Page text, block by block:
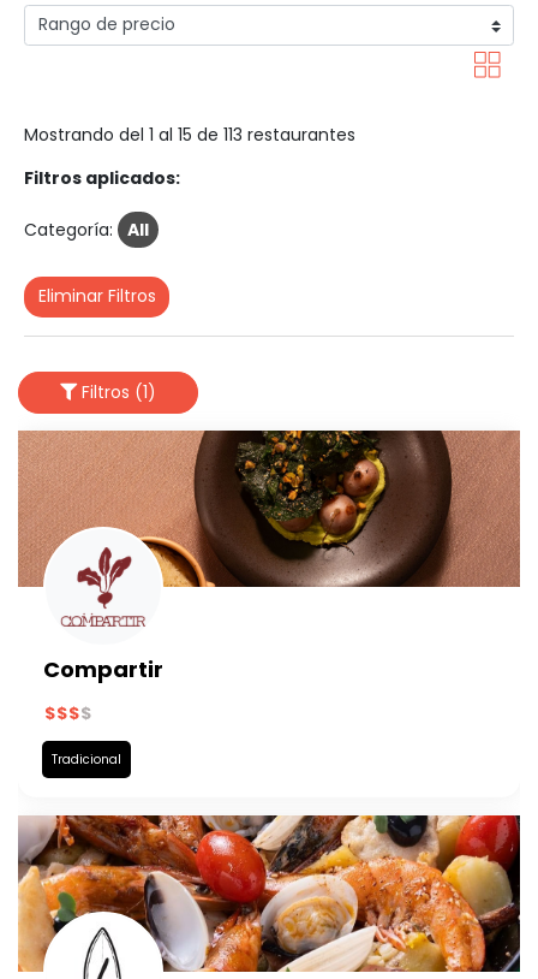
Mostrando del 1 al 15 de 113 restaurantes
Filtros aplicados:
Categoría: All
Eliminar Filtros
Filtros (1)
Compartir
Tradicional